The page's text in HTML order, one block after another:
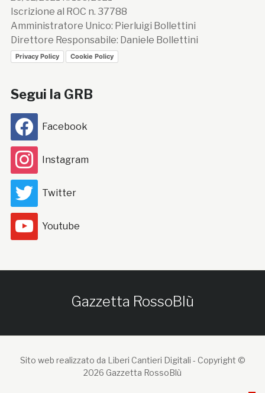
Iscrizione al ROC n. 37788
Amministratore Unico: Pierluigi Bollettini
Direttore Responsabile: Daniele Bollettini
Privacy Policy Cookie Policy
Segui la GRB
Facebook
Instagram
Twitter
Youtube
Gazzetta RossoBlù
Sito web realizzato da Liberi Cantieri Digitali - Copyright ©
2026 Gazzetta RossoBlù